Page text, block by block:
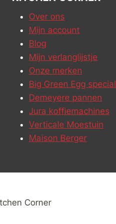
Over ons
Mijn account
Blog
Mijn verlanglijstje
Onze merken
Big Green Egg
Demeyere pannen
Jura koffiemachines
Verticale Moestuin
Maison Berger
Corner